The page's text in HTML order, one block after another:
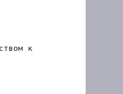
к